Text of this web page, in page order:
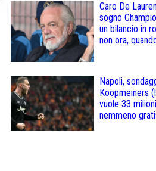
Caro De
sogno
un bilancio in
non ora,
Napoli,
Koopmeiners
vuole 33
nemmeno